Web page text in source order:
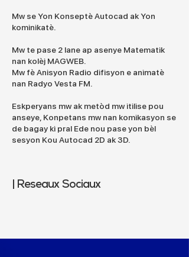
Mw se Yon Konseptè Autocad ak Yon
kominikatè.
Mw te pase 2 lane ap asenye Matematik
nan kolèj MAGWEB.
Mw fè Anisyon Radio difisyon e animatè
nan Radyo Vesta FM.
Eskperyans mw ak metòd mw itilise pou
anseye, Konpetans mw nan komikasyon se
de bagay ki pral Ede nou pase yon bèl
sesyon Kou Autocad 2D ak 3D.
| Reseaux Sociaux